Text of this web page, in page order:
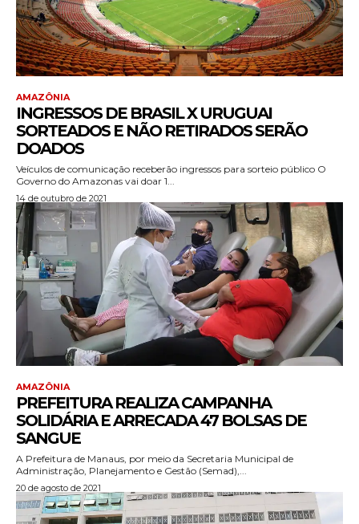
AMAZÔNIA
INGRESSOS DE BRASIL X URUGUAI
SORTEADOS E NÃO RETIRADOS SERÃO
DOADOS
Veículos de comunicação receberão ingressos para sorteio público O
Governo do Amazonas vai doar 1...
14 de outubro de 2021
AMAZÔNIA
PREFEITURA REALIZA CAMPANHA
SOLIDÁRIA E ARRECADA 47 BOLSAS DE
SANGUE
A Prefeitura de Manaus, por meio da Secretaria Municipal de
Administração, Planejamento e Gestão (Semad),...
20 de agosto de 2021